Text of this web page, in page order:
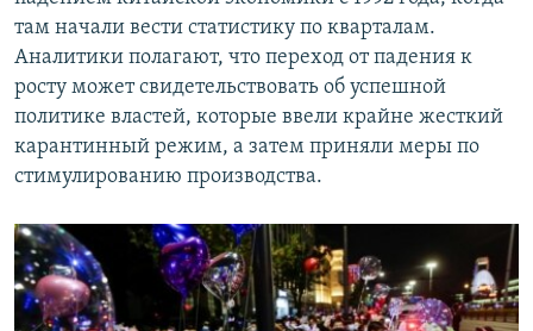
там начали вести статистику по кварталам.
Аналитики полагают, что переход от падения к
росту может свидетельствовать об успешной
политике властей, которые ввели крайне жесткий
карантинный режим, а затем приняли меры по
стимулированию производства.